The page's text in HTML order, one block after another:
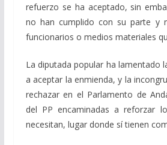
refuerzo se ha aceptado, sin
no han cumplido con su parte y
funcionarios o medios materiales
La diputada popular ha lamentado
a aceptar la enmienda, y la
rechazar en el Parlamento de
del PP encaminadas a reforzar
necesitan, lugar donde sí tienen